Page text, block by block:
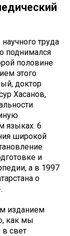
труда
поднимался
половине
этого
доктор
Хасанов,
языках. 6
широкой
и
а в 1997
о
изданием
как мы
свет